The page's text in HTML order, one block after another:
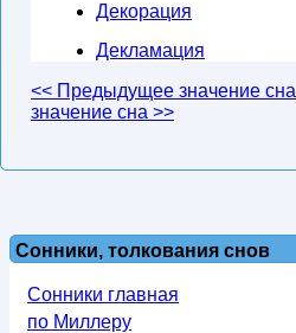
Декорация
Декламация
<< Предыдущее значение сна
значение сна >>
Сонники, толкования снов
Сонники главная
по Миллеру